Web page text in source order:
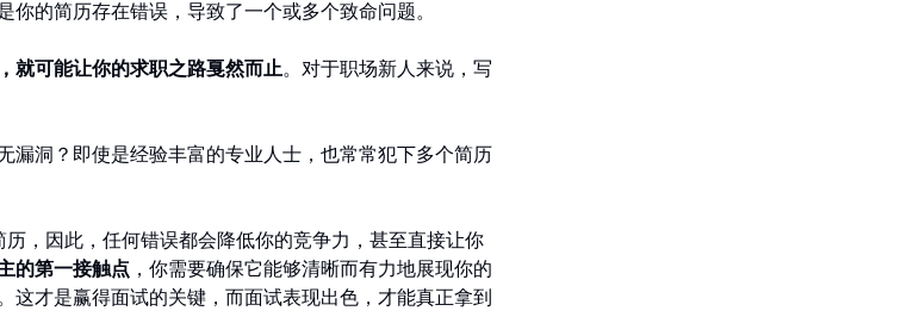
你的简历存在错误，导致了一个或多个致命问题。
就可能让你的求职之路戛然而止。对于职场新人来说，写
漏洞？即使是经验丰富的专业人士，也常常犯下多个简历
，因此，任何错误都会降低你的竞争力，甚至直接让你
的第一接触点 ，你需要确保它能够清晰而有力地展现你的
这才是赢得面试的关键，而面试表现出色，才能真正拿到